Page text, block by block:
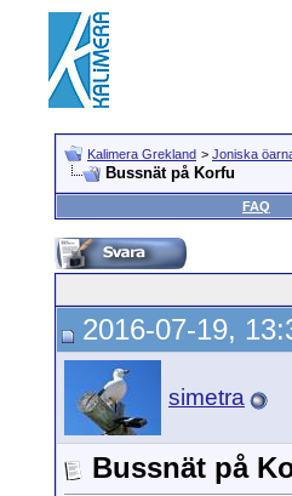
Kalimera Grekland > Joniska
Bussnät på Korfu
FAQ
2016-07-19,
simetra
Bussnät på